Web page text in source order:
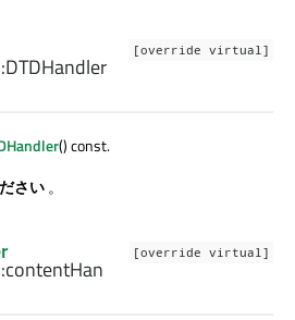
[override virtual]
DTDHandler
() const.
さい。
[override virtual]
contentHan